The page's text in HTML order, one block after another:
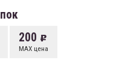
200
MAX цена